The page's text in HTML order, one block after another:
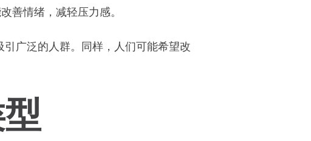
善情绪，减轻压力感。
广泛的人群。同样，人们可能希望改